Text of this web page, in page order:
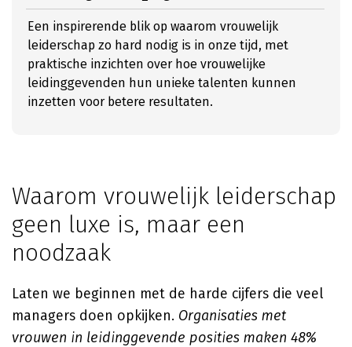
Een inspirerende blik op waarom vrouwelijk
leiderschap zo hard nodig is in onze tijd, met
praktische inzichten over hoe vrouwelijke
leidinggevenden hun unieke talenten kunnen
inzetten voor betere resultaten.
Waarom vrouwelijk leiderschap
geen luxe is, maar een
noodzaak
Laten we beginnen met de harde cijfers die veel
managers doen opkijken. Organisaties met
vrouwen in leidinggevende posities maken 48%